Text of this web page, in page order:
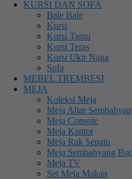
KURSI DAN SOFA
Bale Bale
Kursi
Kursi Tamu
Kursi Teras
Kursi Ukir Naga
Sofa
MEBEL TREMBESI
MEJA
Koleksi Meja
Meja Altar
Meja Console
Meja Kantor
Meja Rak Sepatu
Meja Sembahyang
Meja TV
Set Meja Makan